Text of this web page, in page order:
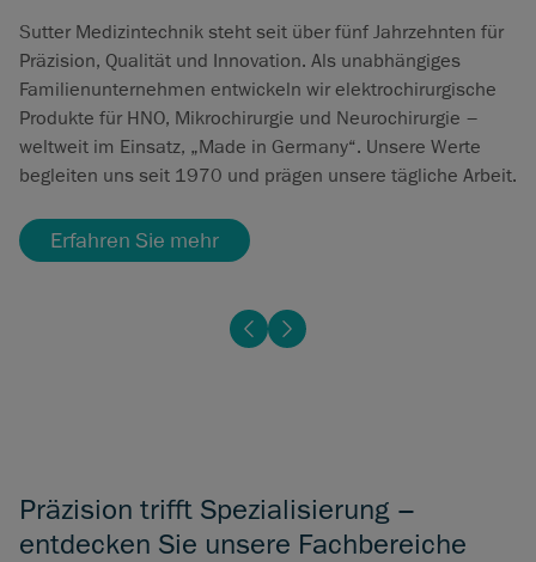
Sutter Medizintechnik steht seit über fünf Jahrzehnten für
Präzision, Qualität und Innovation. Als unabhängiges
Familienunternehmen entwickeln wir elektrochirurgische
Produkte für HNO, Mikrochirurgie und Neurochirurgie –
weltweit im Einsatz, „Made in Germany“. Unsere Werte
begleiten uns seit 1970 und prägen unsere tägliche Arbeit.
Erfahren Sie mehr
Präzision trifft Spezialisierung –
entdecken Sie unsere Fachbereiche